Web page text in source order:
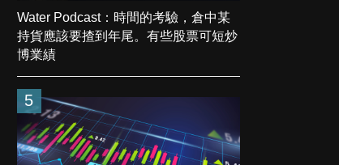
Water Podcast：時間的考驗，倉中某
持貨應該要揸到年尾。有些股票可短炒
博業績
5